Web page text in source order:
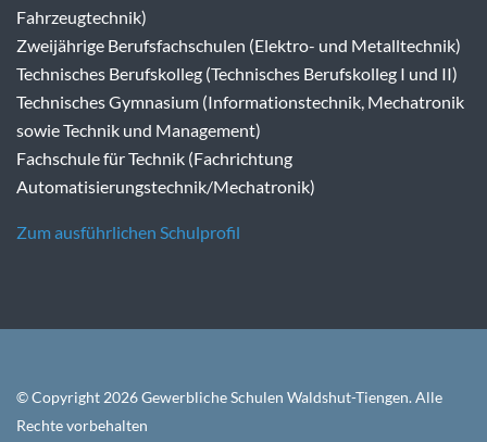
Fahrzeugtechnik)
Zweijährige Berufsfachschulen (Elektro- und Metalltechnik)
Technisches Berufskolleg (Technisches Berufskolleg I und II)
Technisches Gymnasium (Informationstechnik, Mechatronik
sowie Technik und Management)
Fachschule für Technik (Fachrichtung
Automatisierungstechnik/Mechatronik)
Zum ausführlichen Schulprofil
© Copyright 2026 Gewerbliche Schulen Waldshut-Tiengen. Alle
Rechte vorbehalten